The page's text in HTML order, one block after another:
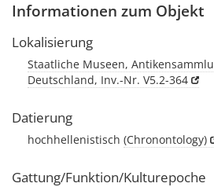
Informationen zum Objekt
Lokalisierung
Staatliche Museen,
Deutschland, Inv.-Nr. V5.2-364
Datierung
hochhellenistisch (Chronontology)
Gattung/Funktion/Kulturepoche